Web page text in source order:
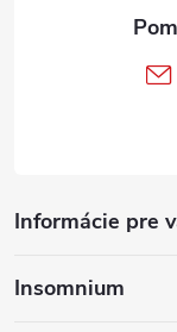
Informácie pre
Insomnium